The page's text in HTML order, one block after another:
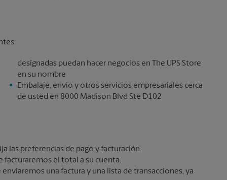
designadas puedan hacer negocios en The UPS Store
en su nombre
Embalaje, envío y otros servicios empresariales cerca
de usted en 8000 Madison Blvd Ste D102
las preferencias de pago y facturación.
facturaremos el total a su cuenta.
enviaremos una factura y una lista de transacciones, ya